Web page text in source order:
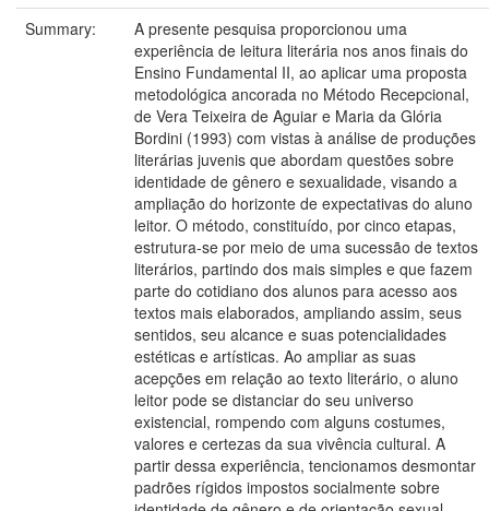
Summary:
A presente pesquisa proporcionou uma
experiência de leitura literária nos anos finais do
Ensino Fundamental II, ao aplicar uma proposta
metodológica ancorada no Método Recepcional,
de Vera Teixeira de Aguiar e Maria da Glória
Bordini (1993) com vistas à análise de produções
literárias juvenis que abordam questões sobre
identidade de gênero e sexualidade, visando a
ampliação do horizonte de expectativas do aluno
leitor. O método, constituído, por cinco etapas,
estrutura-se por meio de uma sucessão de textos
literários, partindo dos mais simples e que fazem
parte do cotidiano dos alunos para acesso aos
textos mais elaborados, ampliando assim, seus
sentidos, seu alcance e suas potencialidades
estéticas e artísticas. Ao ampliar as suas
acepções em relação ao texto literário, o aluno
leitor pode se distanciar do seu universo
existencial, rompendo com alguns costumes,
valores e certezas da sua vivência cultural. A
partir dessa experiência, tencionamos desmontar
padrões rígidos impostos socialmente sobre